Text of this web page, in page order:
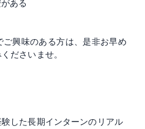
ある
興味のある方は、是非お早め
ださいませ。
験した長期インターンのリアル